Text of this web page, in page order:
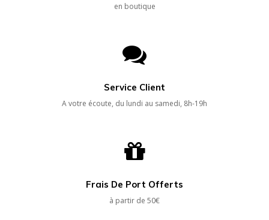
en boutique
Service Client
A votre écoute, du lundi au samedi, 8h-19h
Frais De Port Offerts
à partir de 50€